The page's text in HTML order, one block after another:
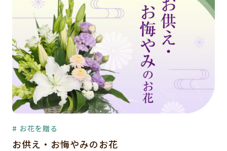
# お花を贈る
お供え・お悔やみのお花